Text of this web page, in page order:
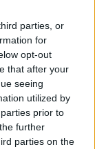
parties, or
for
opt-out
that after your
seeing
utilized by
prior to
further
parties on the
zbytočne